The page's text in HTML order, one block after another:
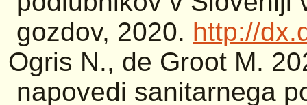
gozdov, 2020. http://
Ogris N., de Groot M.
napovedi sanitarnega